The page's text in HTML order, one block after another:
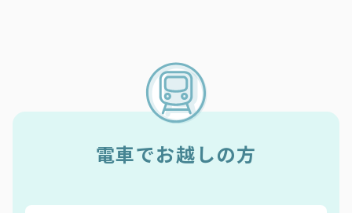
電車でお越しの方